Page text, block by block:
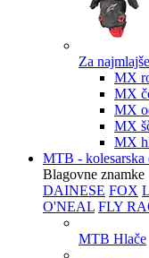
Za najmlajše
MX
MX
MX
MX
MX
MTB - kolesarska
Blagovne znamke
DAINESE FOX
O'NEAL FLY
MTB Hlače